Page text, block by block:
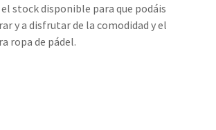
stock disponible para que podáis
y a disfrutar de la comodidad y el
ropa de pádel.